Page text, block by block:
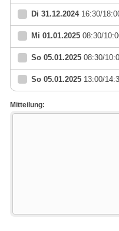
Di 31.12.202416:30/
Mi 01.01.2025 08:30/
So 05.01.2025 08:30/
So 05.01.2025 13:00/
Mitteilung: